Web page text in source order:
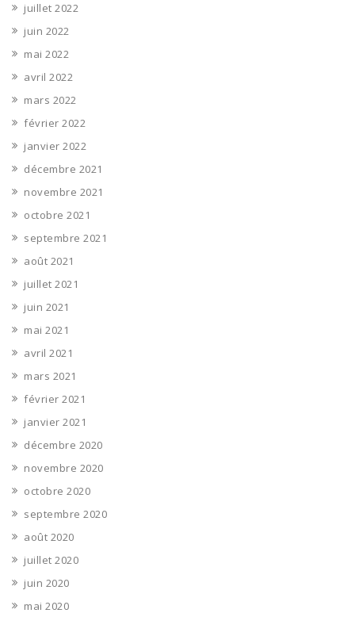
juillet 2022
juin 2022
mai 2022
avril 2022
mars 2022
février 2022
janvier 2022
décembre 2021
novembre 2021
octobre 2021
septembre 2021
août 2021
juillet 2021
juin 2021
mai 2021
avril 2021
mars 2021
février 2021
janvier 2021
décembre 2020
novembre 2020
octobre 2020
septembre 2020
août 2020
juillet 2020
juin 2020
mai 2020